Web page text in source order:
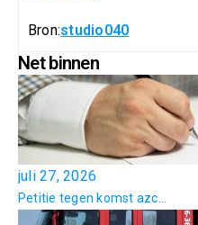
Bron:studio040
Net binnen
juli 27, 2026
Petitie tegen komst azc...